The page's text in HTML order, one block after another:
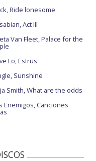
Ride lonesome
Act III
Van Fleet, Palace for the
Lo, Estrus
Sunshine
Smith, What are the odds
Enemigos, Canciones